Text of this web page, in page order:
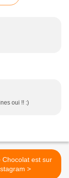
oui !! :)
Chocolat est sur
Instagram >